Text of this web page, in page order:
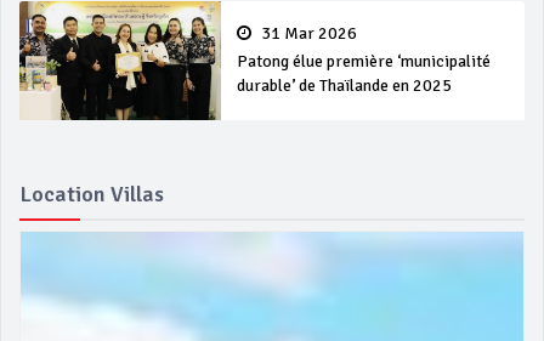
31 Mar 2026
Patong élue première ‘municipalité
durable’ de Thaïlande en 2025
Location Villas